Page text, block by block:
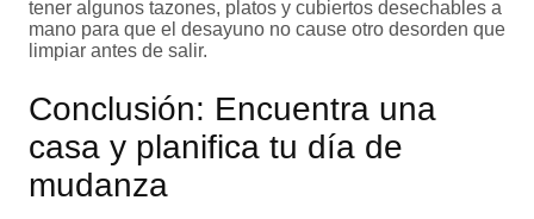
tener algunos tazones, platos y cubiertos desechables a
mano para que el desayuno no cause otro desorden que
limpiar antes de salir.
Conclusión: Encuentra una
casa y planifica tu día de
mudanza